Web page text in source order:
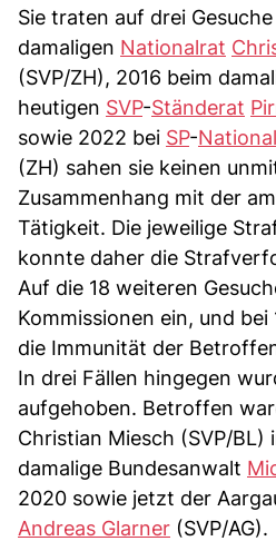
Sie traten auf drei
damaligen Nationalrat
(SVP/ZH), 2016 beim
heutigen SVP-Ständerat
sowie 2022 bei SP-
(ZH) sahen sie keinen
Zusammenhang mit der
Tätigkeit. Die jeweilige
konnte daher die
Auf die 18 weiteren
Kommissionen ein, und bei
die Immunität der
In drei Fällen hingegen
aufgehoben. Betroffen
Christian Miesch (SVP/BL)
damalige Bundesanwalt
2020 sowie jetzt der
Andreas Glarner (SVP/AG).